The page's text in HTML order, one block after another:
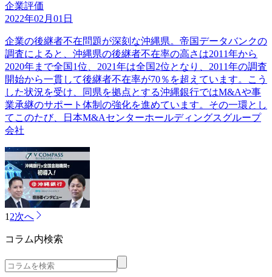
企業評価
2022年02月01日
企業の後継者不在問題が深刻な沖縄県。帝国データバンクの
調査によると、沖縄県の後継者不在率の高さは2011年から
2020年まで全国1位、2021年は全国2位となり、2011年の調査
開始から一貫して後継者不在率が70％を超えています。こう
した状況を受け、同県を拠点とする沖縄銀行ではM&Aや事
業承継のサポート体制の強化を進めています。その一環とし
てこのたび、日本M&Aセンターホールディングスグループ
会社
1 2次へ
コラム内検索